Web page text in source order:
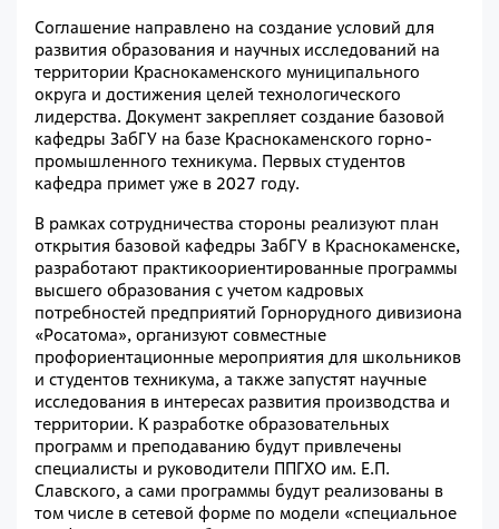
Соглашение направлено на создание условий для
развития образования и научных исследований на
территории Краснокаменского муниципального
округа и достижения целей технологического
лидерства. Документ закрепляет создание базовой
кафедры ЗабГУ на базе Краснокаменского горно-
промышленного техникума. Первых студентов
кафедра примет уже в 2027 году.
В рамках сотрудничества стороны реализуют план
открытия базовой кафедры ЗабГУ в Краснокаменске,
разработают практикоориентированные программы
высшего образования с учетом кадровых
потребностей предприятий Горнорудного дивизиона
«Росатома», организуют совместные
профориентационные мероприятия для школьников
и студентов техникума, а также запустят научные
исследования в интересах развития производства и
территории. К разработке образовательных
программ и преподаванию будут привлечены
специалисты и руководители ППГХО им. Е.П.
Славского, а сами программы будут реализованы в
том числе в сетевой форме по модели «специальное